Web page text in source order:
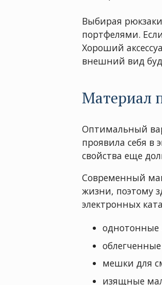
Выбирая
портфелями.
Хороший
внешний вид
Материал
Оптимальный
проявила себя в
свойства еще
Современный
жизни, поэтому
электронных
однотонные
мешки для
изящные